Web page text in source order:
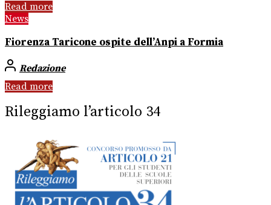
Read more
News
Fiorenza Taricone ospite dell’Anpi a Formia
Redazione
Read more
Rileggiamo l’articolo 34